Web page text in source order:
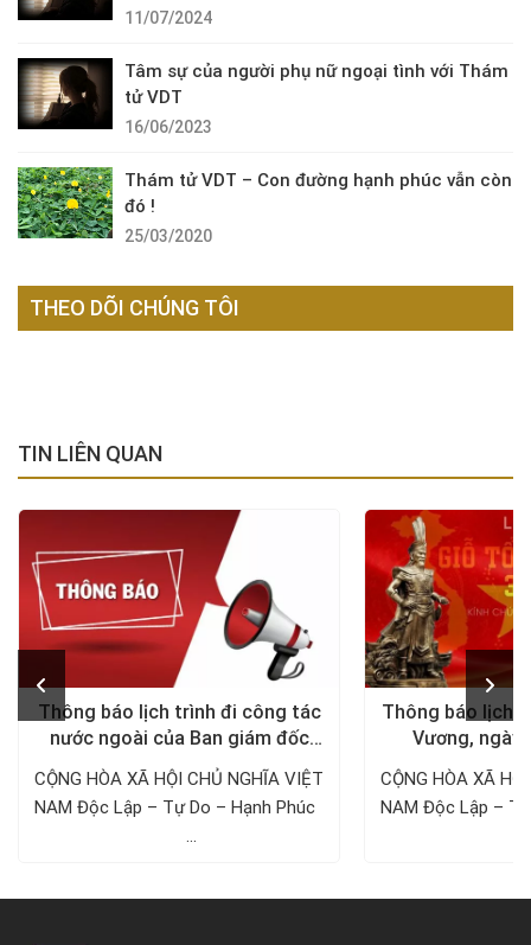
11/07/2024
Tâm sự của người phụ nữ ngoại tình với Thám
tử VDT
16/06/2023
Thám tử VDT – Con đường hạnh phúc vẫn còn
đó !
25/03/2020
THEO DÕI CHÚNG TÔI
TIN LIÊN QUAN
Thông báo lịch trình đi công tác
nước ngoài của Ban giám đốc
Công ty Thám tử VDT năm 2024
CỘNG HÒA XÃ HỘI CHỦ NGHĨA VIỆT
NAM Độc Lập – Tự Do – Hạnh Phúc ­­­­­­­­­­­­­­­­­­­­
...
Thông báo lịch
Vương, ngày
CỘNG HÒA XÃ
NAM Độc Lập –